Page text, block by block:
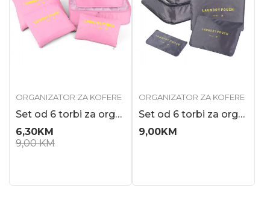
ORGANIZATOR ZA KOFERE
Set od 6 torbi za organizaciju prtljaga, fantastično rešenje za putovanja, pi...
6,30KM
9,00KM
ORGANIZATOR ZA KOFERE
Set od 6 torbi za organizaciju prtljaga, fantastično rešenje za putovanja, si...
9,00KM